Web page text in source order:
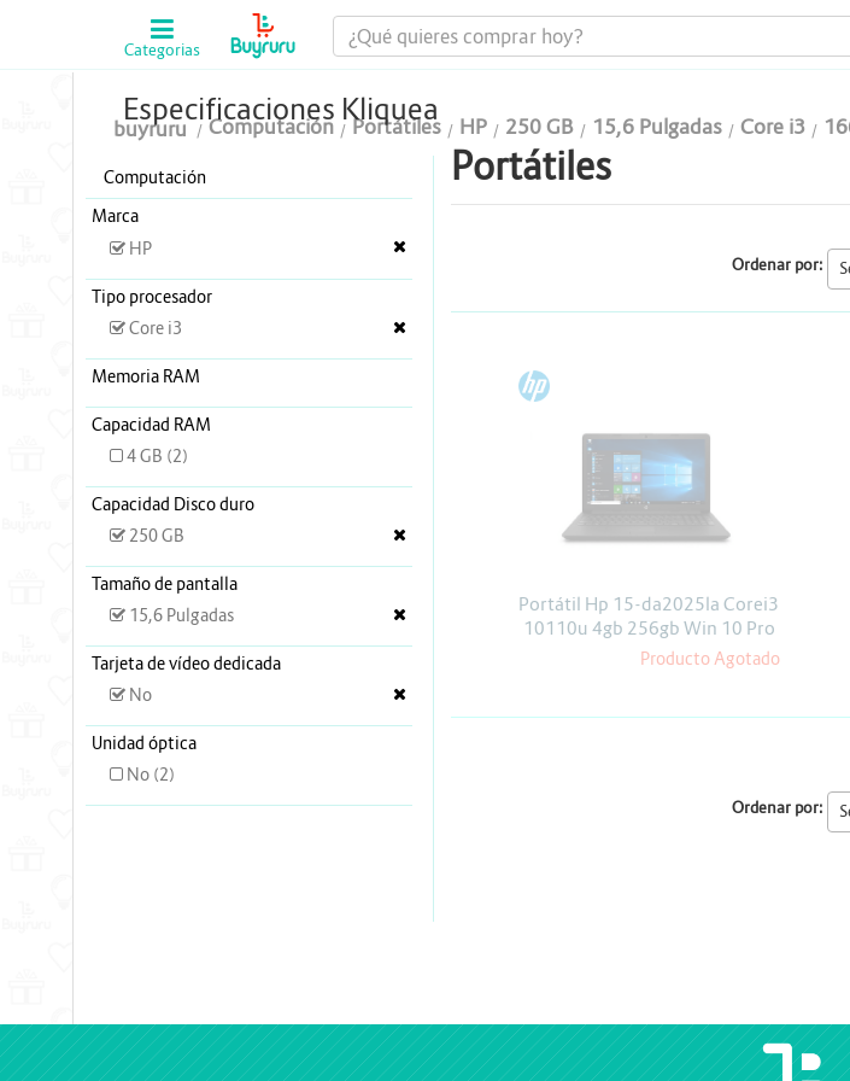
Categorias
Computación
Todo en uno
Computadores
Almacenamiento y
Cables y conectividad
Proyectores
Tablas Digitalizadoras
Celulares y Tablets
Licenciamiento y Seguridad
Accesorios
Telefonía IP
Especificaciones Kliquea
buyruru Computación Portátiles HP 250 GB 15,6 Pulgadas Core i3
Computación
Marca
HP
Tipo procesador
Core i3
Memoria RAM
Capacidad RAM
4 GB (2)
Capacidad Disco duro
250 GB
Tamaño de pantalla
15,6 Pulgadas
Tarjeta de vídeo dedicada
No
Unidad óptica
No (2)
Portátiles
Ordenar por:
Portátil Hp 15-da2025la Corei3
10110u 4gb 256gb Win 10 Pro
HP
Producto Agotado
Ordenar por: